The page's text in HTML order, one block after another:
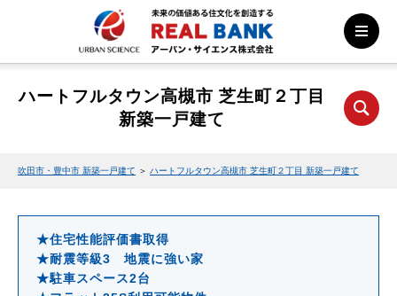
ハートフルタウン高槻市 芝生町２丁目
新築一戸建て
吹田市・豊中市 新築一戸建て ＞ ハートフルタウン高槻市 芝生町２丁目 新築一戸建て
★住宅性能評価書取得
★耐震等級3 地震に強い家
★駐車スペース2台